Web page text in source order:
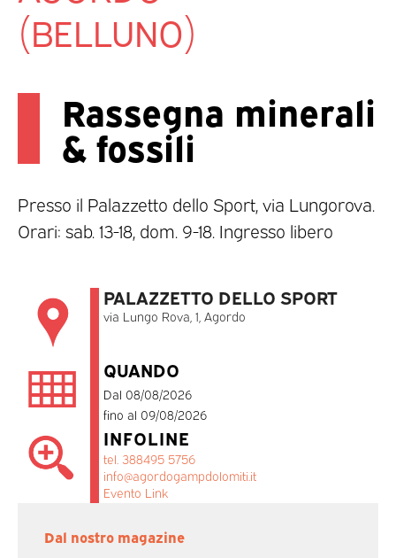
(BELLUNO)
Rassegna minerali
& fossili
Presso il Palazzetto dello Sport, via Lungorova.
Orari: sab. 13-18, dom. 9-18. Ingresso libero
PALAZZETTO DELLO SPORT
via Lungo Rova, 1, Agordo
QUANDO
Dal 08/08/2026
fino al 09/08/2026
INFOLINE
tel. 388495 5756
info@agordogampdolomiti.it
Evento Link
Dal nostro magazine